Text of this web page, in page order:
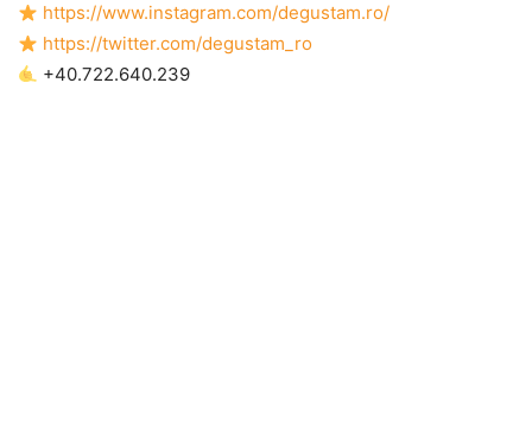
https://www.instagram.com/degustam.ro/
https://twitter.com/degustam_ro
+40.722.640.239